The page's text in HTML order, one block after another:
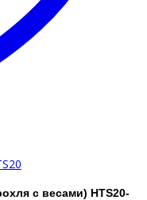
с весами) HTS20-